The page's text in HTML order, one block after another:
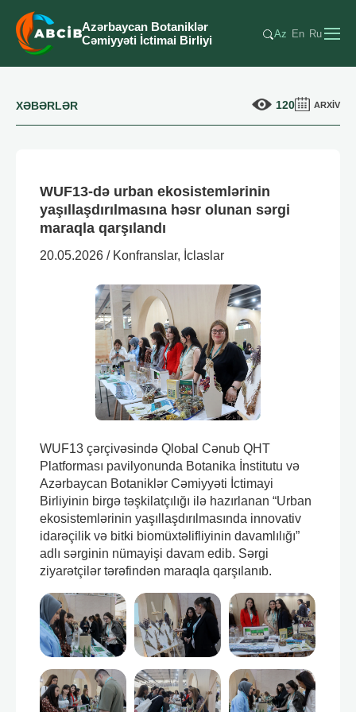
Azərbaycan Botaniklər
Cəmiyyəti İctimai Birliyi
Az En Ru
XƏBƏRLƏR 120 ARXİV
WUF13-də urban ekosistemlərinin
yaşıllaşdırılmasına həsr olunan sərgi
maraqla qarşılandı
20.05.2026 / Konfranslar, İclaslar
WUF13 çərçivəsində Qlobal Cənub QHT
Platforması pavilyonunda Botanika İnstitutu və
Azərbaycan Botaniklər Cəmiyyəti İctimayi
Birliyinin birgə təşkilatçılığı ilə hazırlanan “Urban
ekosistemlərinin yaşıllaşdırılmasında innovativ
idarəçilik və bitki biomüxtəlifliyinin davamlılığı”
adlı sərginin nümayişi davam edib. Sərgi
ziyarətçilər tərəfindən maraqla qarşılanıb.